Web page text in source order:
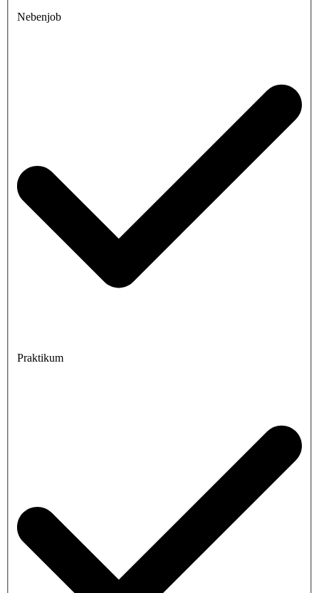
Nebenjob
Praktikum